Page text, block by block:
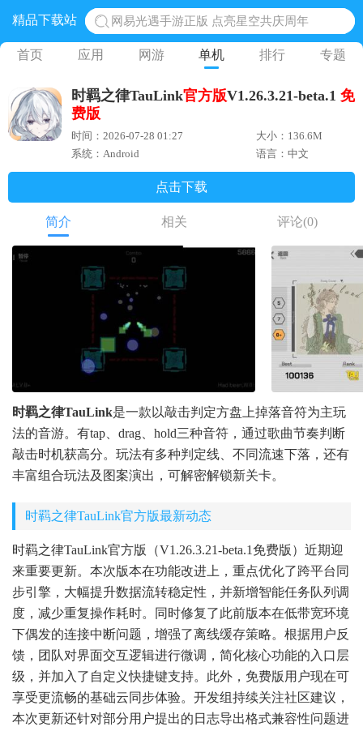
精品下载站
网易光遇手游正版 点亮星空共庆周年
黎明觉醒生机腾讯正版 黎明觉醒生机国际服
蛋仔派对下载 蛋仔派对体验服
奥特曼王者传奇 正版奥特曼游戏
首页 应用 网游 单机 排行 专题
时羁之律TauLink官方版V1.26.3.21-beta.1 免
费版
时间：2026-07-28 01:27
大小：136.6M
系统：Android
语言：中文
点击下载
简介 相关 评论(0)
时羁之律TauLink是一款以敲击判定方盘上掉落音符为主玩
法的音游。有tap、drag、hold三种音符，通过歌曲节奏判断
敲击时机获高分。玩法有多种判定线、不同流速下落，还有
丰富组合玩法及图案演出，可解密解锁新关卡。
时羁之律TauLink官方版最新动态
时羁之律TauLink官方版（V1.26.3.21-beta.1免费版）近期迎
来重要更新。本次版本在功能改进上，重点优化了跨平台同
步引擎，大幅提升数据流转稳定性，并新增智能任务队列调
度，减少重复操作耗时。同时修复了此前版本在低带宽环境
下偶发的连接中断问题，增强了离线缓存策略。根据用户反
馈，团队对界面交互逻辑进行微调，简化核心功能的入口层
级，并加入了自定义快捷键支持。此外，免费版用户现在可
享受更流畅的基础云同步体验。开发组持续关注社区建议，
本次更新还针对部分用户提出的日志导出格式兼容性问题进